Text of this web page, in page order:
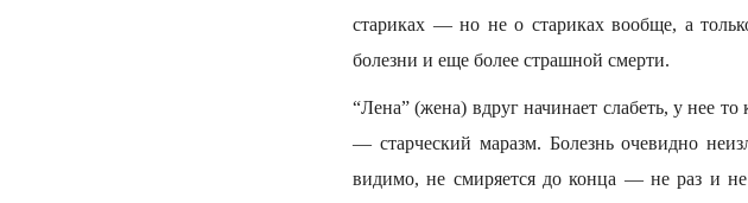
стариках — но не о стариках вообще, а
болезни и еще более страшной смерти.
“Лена” (жена) вдруг начинает слабеть, у нее
— старческий маразм. Болезнь очевидно
видимо, не смиряется до конца — не раз и не